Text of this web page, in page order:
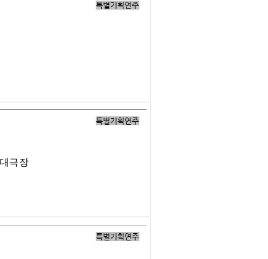
특별기획연주
특별기획연주
극장
특별기획연주